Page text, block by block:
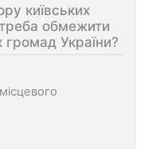
київських
треба обмежити
громад України?